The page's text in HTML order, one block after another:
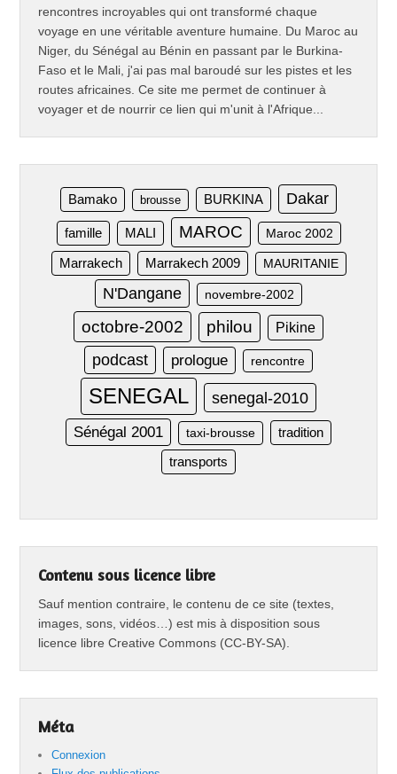
rencontres incroyables qui ont transformé chaque
voyage en une véritable aventure humaine. Du Maroc au
Niger, du Sénégal au Bénin en passant par le Burkina-
Faso et le Mali, j'ai pas mal baroudé sur les pistes et les
routes africaines. Ce site me permet de continuer à
voyager et de nourrir ce lien qui m'unit à l'Afrique...
Bamako brousse BURKINA Dakar
famille MALI MAROC Maroc 2002
Marrakech Marrakech 2009 MAURITANIE
N'Dangane novembre-2002
octobre-2002 philou Pikine
podcast prologue rencontre
SENEGAL senegal-2010
Sénégal 2001 taxi-brousse tradition
transports
Contenu sous licence libre
Sauf mention contraire, le contenu de ce site (textes,
images, sons, vidéos…) est mis à disposition sous
licence libre Creative Commons (CC-BY-SA).
Méta
Connexion